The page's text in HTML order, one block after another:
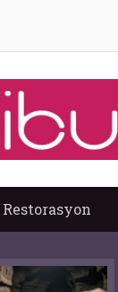
Restorasyon